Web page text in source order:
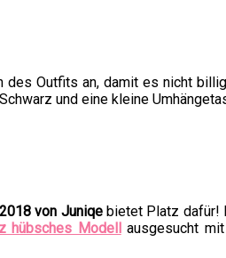
Outfits an, damit es nicht
und eine kleine
von Juniqebietet Platz dafür!
hübsches Modellausgesucht mit